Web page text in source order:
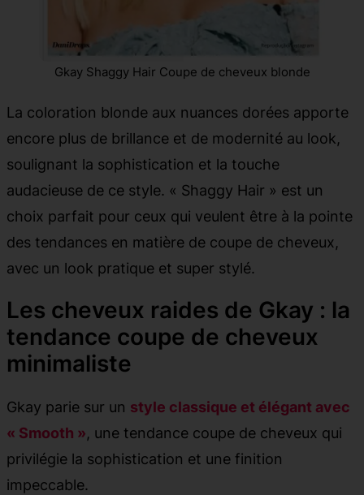
Gkay Shaggy Hair Coupe de cheveux blonde
La coloration blonde aux nuances dorées apporte
encore plus de brillance et de modernité au look,
soulignant la sophistication et la touche
audacieuse de ce style. « Shaggy Hair » est un
choix parfait pour ceux qui veulent être à la pointe
des tendances en matière de coupe de cheveux,
avec un look pratique et super stylé.
Les cheveux raides de Gkay : la
tendance coupe de cheveux
minimaliste
Gkay parie sur un style classique et élégant avec
« Smooth », une tendance coupe de cheveux qui
privilégie la sophistication et une finition
impeccable.